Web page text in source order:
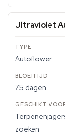
Ultraviolet
Autoflower
75 dagen
zoeken